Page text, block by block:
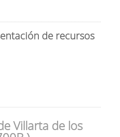
de recursos
Villarta de los